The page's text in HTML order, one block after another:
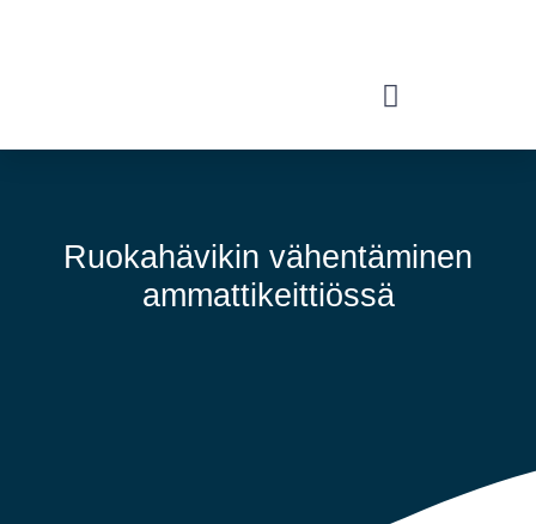
Ruokahävikin vähentäminen
ammattikeittiössä